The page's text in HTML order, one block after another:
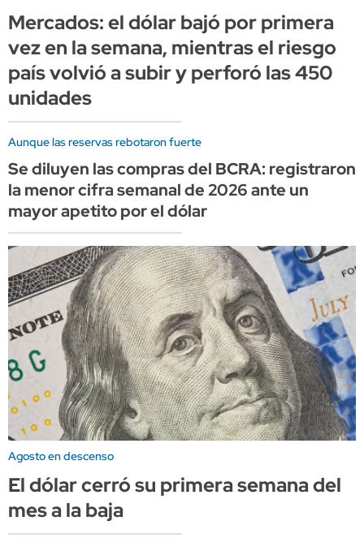
Mercados: el dólar bajó por primera
vez en la semana, mientras el riesgo
país volvió a subir y perforó las 450
unidades
Aunque las reservas rebotaron fuerte
Se diluyen las compras del BCRA: registraron
la menor cifra semanal de 2026 ante un
mayor apetito por el dólar
Agosto en descenso
El dólar cerró su primera semana del
mes a la baja